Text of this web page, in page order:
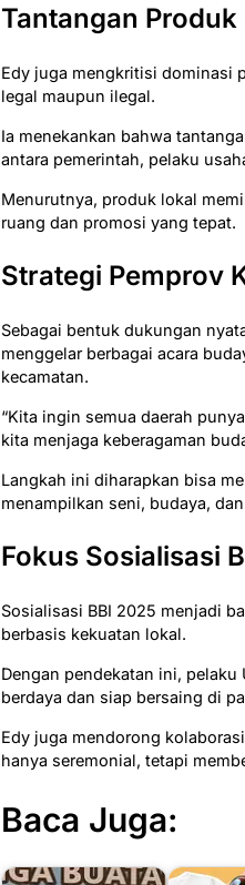
Tantangan
Edy juga mengkritisi dominasi
legal maupun ilegal.
Ia menekankan bahwa
antara pemerintah, pelaku
Menurutnya, produk lokal
ruang dan promosi yang tepat.
Strategi Pemprov
Sebagai bentuk dukungan
menggelar berbagai acara
kecamatan.
“Kita ingin semua daerah
kita menjaga keberagaman
Langkah ini diharapkan bisa
menampilkan seni, budaya,
Fokus Sosialisasi
Sosialisasi BBI 2025 menjadi
berbasis kekuatan lokal.
Dengan pendekatan ini,
berdaya dan siap bersaing di
Edy juga mendorong
hanya seremonial, tetapi
Baca Juga: